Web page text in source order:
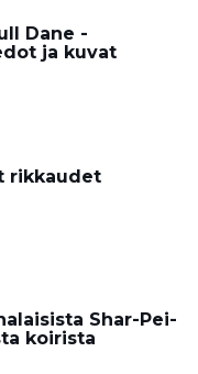
Dane -
ja kuvat
rikkaudet
Shar-Pei-
koirista